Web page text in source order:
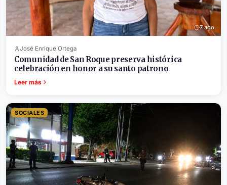
7 ago.
José Enrique Ortega
Comunidad de San Roque preserva histórica
celebración en honor a su santo patrono
Leer más
SOCIALES